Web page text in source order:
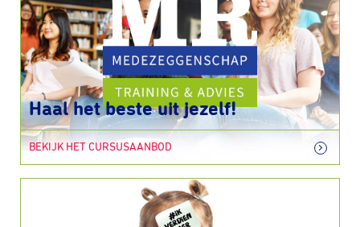
Haal het beste uit jezelf!
BEKIJK HET CURSUSAANBOD